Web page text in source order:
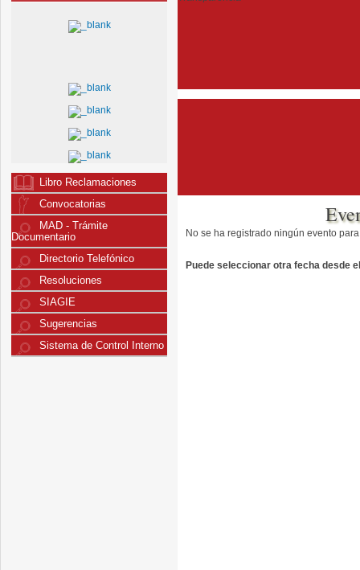
Libro Reclamaciones
Convocatorias
MAD - Trámite
Documentario
Directorio Telefónico
Resoluciones
SIAGIE
Sugerencias
Sistema de Control Interno
No se ha registrado ningún evento
Puede seleccionar otra fecha desde